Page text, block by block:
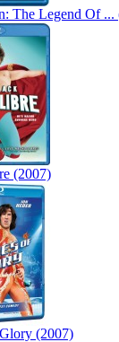
The Legend Of ...
(2007)
(2007)